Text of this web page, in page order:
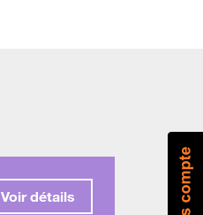
Voir détails